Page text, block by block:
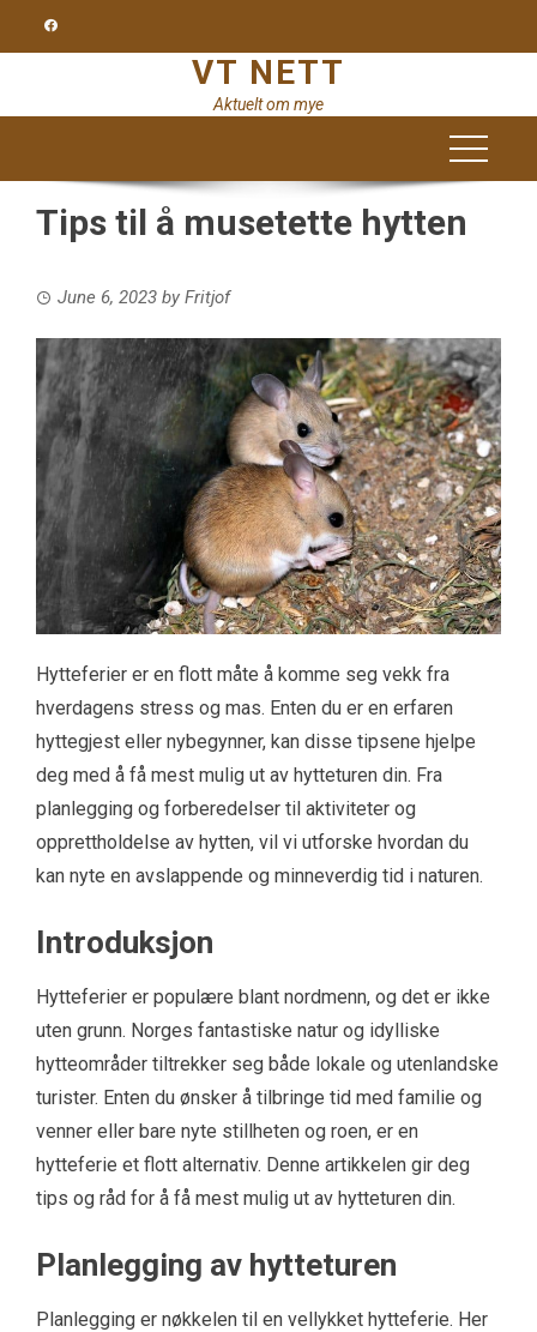
VT NETT
Aktuelt om mye
Tips til å musetette hytten
June 6, 2023 by Fritjof
Hytteferier er en flott måte å komme seg vekk fra
hverdagens stress og mas. Enten du er en erfaren
hyttegjest eller nybegynner, kan disse tipsene hjelpe
deg med å få mest mulig ut av hytteturen din. Fra
planlegging og forberedelser til aktiviteter og
opprettholdelse av hytten, vil vi utforske hvordan du
kan nyte en avslappende og minneverdig tid i naturen.
Introduksjon
Hytteferier er populære blant nordmenn, og det er ikke
uten grunn. Norges fantastiske natur og idylliske
hytteområder tiltrekker seg både lokale og utenlandske
turister. Enten du ønsker å tilbringe tid med familie og
venner eller bare nyte stillheten og roen, er en
hytteferie et flott alternativ. Denne artikkelen gir deg
tips og råd for å få mest mulig ut av hytteturen din.
Planlegging av hytteturen
Planlegging er nøkkelen til en vellykket hytteferie. Her